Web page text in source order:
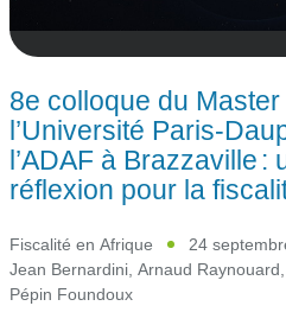
8e colloque du
l’Université Paris-
l’ADAF à Brazzaville :
réflexion pour la
Fiscalité en Afrique
24
Jean Bernardini Arnaud Raynouard
Pépin Foundoux